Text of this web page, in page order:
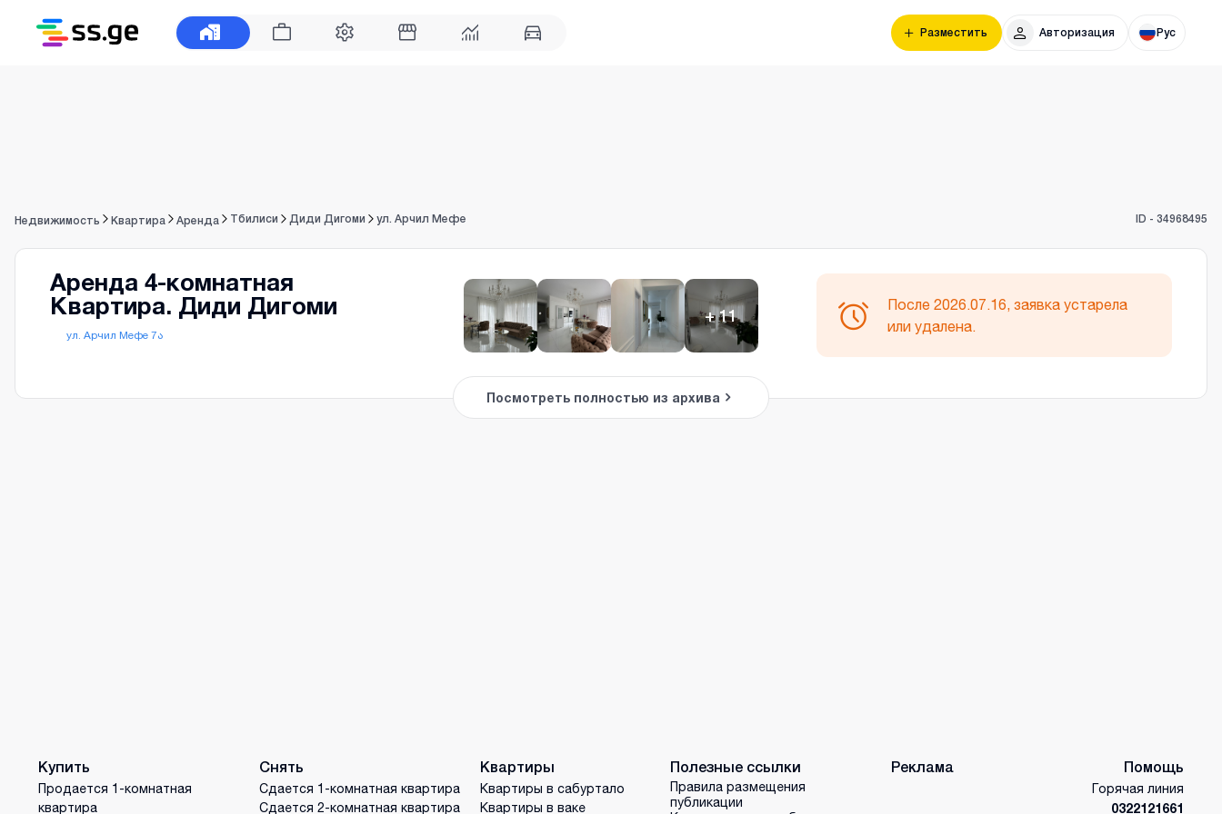
Разместить Авторизация Рус
Недвижимость Квартира Аренда Тбилиси Диди Дигоми ул. Арчил Мефе ID - 34968495
Аренда 4-комнатная
Квартира. Диди Дигоми
ул. Арчил Мефе 7ა
+11
После 2026.07.16, заявка устарела
или удалена.
Посмотреть полностью из архива
Купить
Продается 1-комнатная
квартира
Снять
Сдается 1-комнатная квартира
Сдается 2-комнатная квартира
Квартиры
Квартиры в сабуртало
Квартиры в ваке
Полезные ссылки
Правила размещения
публикации
Реклама Помощь
Горячая линия
0322121661